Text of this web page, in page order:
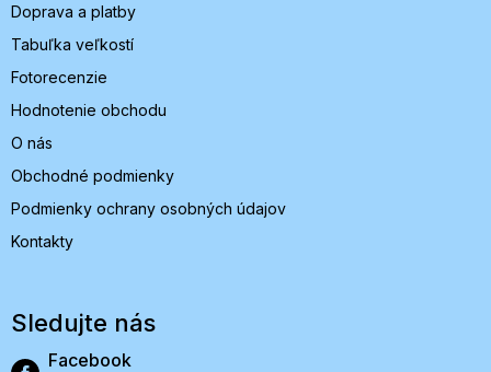
Doprava a platby
Tabuľka veľkostí
Fotorecenzie
Hodnotenie obchodu
O nás
Obchodné podmienky
Podmienky ochrany osobných údajov
Kontakty
Sledujte nás
Facebook